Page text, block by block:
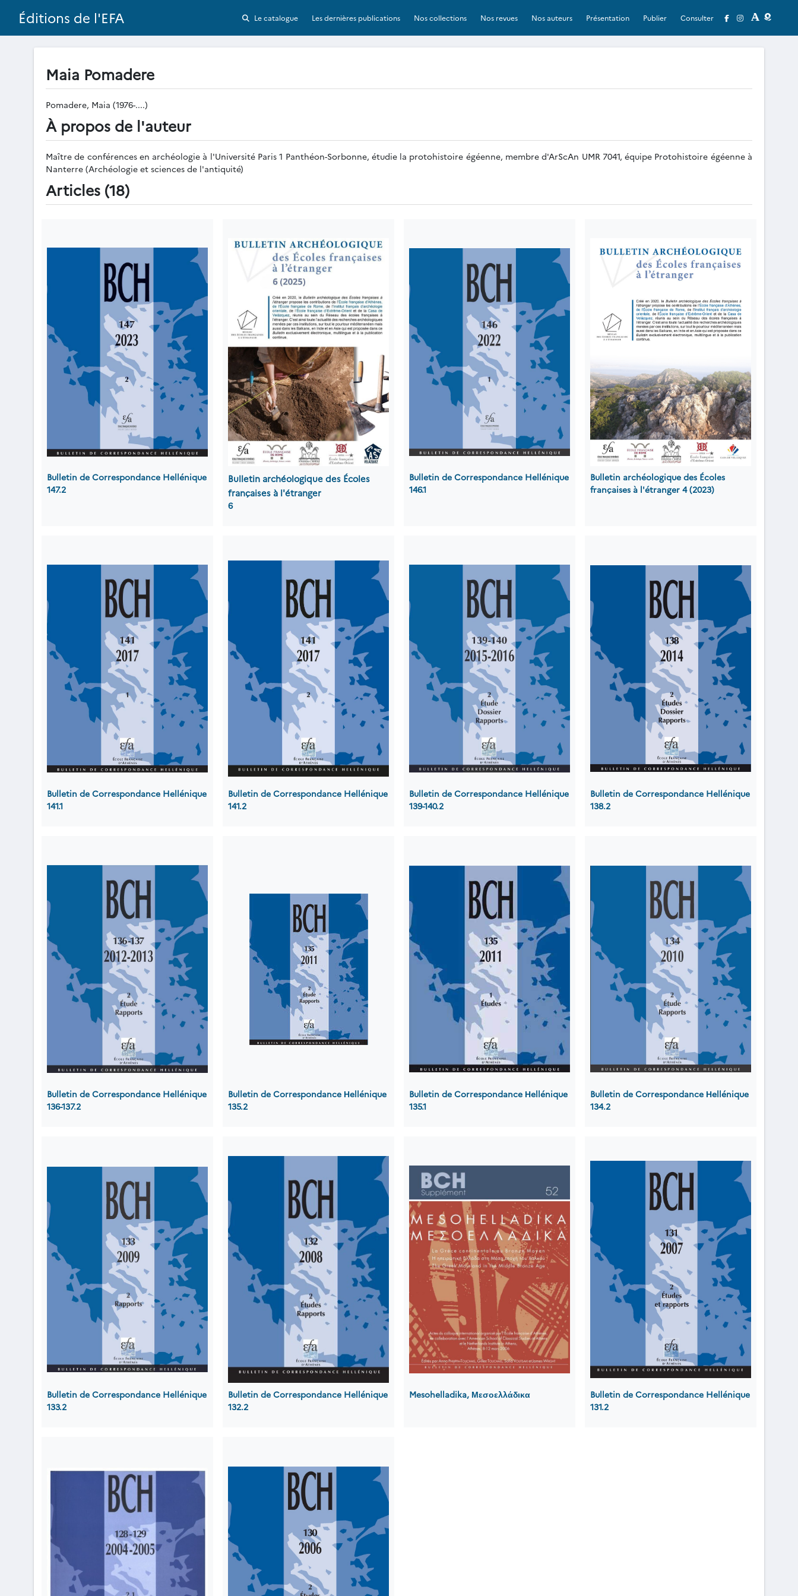
Éditions de l'EFA Le catalogue Les dernières publications Nos collections Nos revues Nos auteurs Présentation Publier Consulter
Maia Pomadere
Pomadere, Maia (1976-....)
À propos de l'auteur
Maître de conférences en archéologie à l'Université Paris 1 Panthéon-Sorbonne, étudie la protohistoire égéenne, membre d'ArScAn UMR 7041, équipe Protohistoire égéenne à
Nanterre (Archéologie et sciences de l'antiquité)
Articles (18)
Bulletin de Correspondance Hellénique
147.2
Bulletin archéologique des Écoles
françaises à l'étranger
6
Bulletin de Correspondance Hellénique
146.1
Bulletin archéologique des Écoles
françaises à l'étranger 4 (2023)
Bulletin de Correspondance Hellénique
141.1
Bulletin de Correspondance Hellénique
141.2
Bulletin de Correspondance Hellénique
139-140.2
Bulletin de Correspondance Hellénique
138.2
Bulletin de Correspondance Hellénique
136-137.2
Bulletin de Correspondance Ηellénique
135.2
Bulletin de Correspondance Ηellénique
135.1
Bulletin de Correspondance Ηellénique
134.2
Bulletin de Correspondance Hellénique
133.2
Bulletin de Correspondance Hellénique
132.2
Mesohelladika, Μεσοελλάδικα
Bulletin de Correspondance Hellénique
131.2